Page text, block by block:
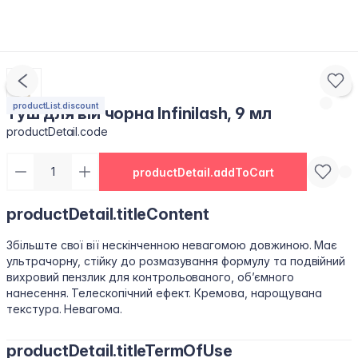
productList.discount
Туш для вій чорна Infinilash, 9 мл
productDetail.code
productDetail.addToCart
productDetail.titleContent
Збільште свої вії нескінченною невагомою довжиною. Має
ультрачорну, стійку до розмазування формулу та подвійний
вихровий пензлик для контрольованого, об’ємного
нанесення. Телескопічний ефект. Кремова, нарощувана
текстура. Невагома.
productDetail.titleTermOfUse